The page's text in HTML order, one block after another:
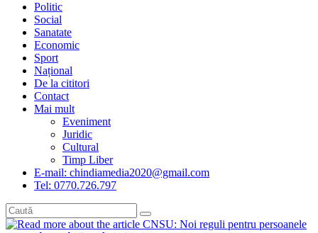
Politic
Social
Sanatate
Economic
Sport
Național
De la cititori
Contact
Mai mult
Eveniment
Juridic
Cultural
Timp Liber
E-mail: chindiamedia2020@gmail.com
Tel: 0770.726.797